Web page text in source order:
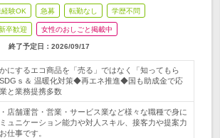
験OK 急募 転勤なし 学歴不問
卒歓迎 女性のおしごと掲載中
終了予定日： 2026/09/17
にするエコ商品を「売る」ではなく「知ってもら
ｓ＆ 温暖化対策◆再エネ推進◆国も助成金で応
と業務提携多数
店舗運営・営業・サービス業など様々な職種で身に
ュニケーション能力や対人スキル、接客力や提案力
仕事です。